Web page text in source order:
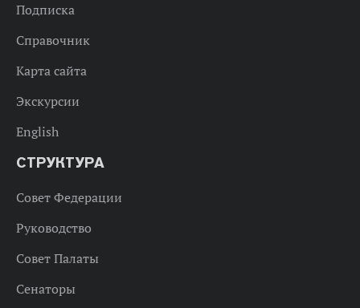
Подписка
Справочник
Карта сайта
Экскурсии
English
СТРУКТУРА
Совет Федерации
Руководство
Совет Палаты
Сенаторы